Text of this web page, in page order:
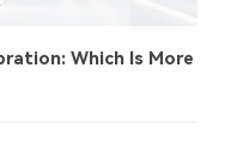
Which Is More